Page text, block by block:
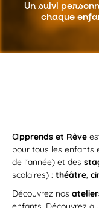
Un suivi
chaque
apprends et Rêve
pour tous les enfants
de l'année) et des
scolaires) : théâtre,
Découvrez nos